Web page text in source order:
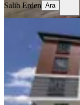
Salih Erden Ara
2+1